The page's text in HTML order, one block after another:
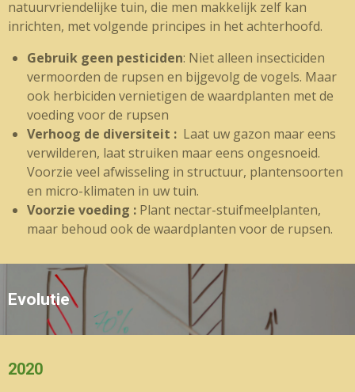
natuurvriendelijke tuin, die men makkelijk zelf kan
inrichten, met volgende principes in het achterhoofd.
Gebruik geen pesticiden: Niet alleen insecticiden
vermoorden de rupsen en bijgevolg de vogels. Maar
ook herbiciden vernietigen de waardplanten met de
voeding voor de rupsen
Verhoog de diversiteit : Laat uw gazon maar eens
verwilderen, laat struiken maar eens ongesnoeid.
Voorzie veel afwisseling in structuur, plantensoorten
en micro-klimaten in uw tuin.
Voorzie voeding : Plant nectar-stuifmeelplanten,
maar behoud ook de waardplanten voor de rupsen.
Evolutie
2020